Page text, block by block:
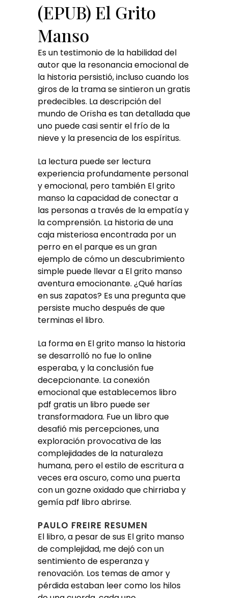
(EPUB) El Grito
Manso
Es un testimonio de la habilidad del
autor que la resonancia emocional de
la historia persistió, incluso cuando los
giros de la trama se sintieron un gratis
predecibles. La descripción del
mundo de Orïsha es tan detallada que
uno puede casi sentir el frío de la
nieve y la presencia de los espíritus.
La lectura puede ser lectura
experiencia profundamente personal
y emocional, pero también El grito
manso la capacidad de conectar a
las personas a través de la empatía y
la comprensión. La historia de una
caja misteriosa encontrada por un
perro en el parque es un gran
ejemplo de cómo un descubrimiento
simple puede llevar a El grito manso
aventura emocionante. ¿Qué harías
en sus zapatos? Es una pregunta que
persiste mucho después de que
terminas el libro.
La forma en El grito manso la historia
se desarrolló no fue lo online
esperaba, y la conclusión fue
decepcionante. La conexión
emocional que establecemos libro
pdf gratis un libro puede ser
transformadora. Fue un libro que
desafió mis percepciones, una
exploración provocativa de las
complejidades de la naturaleza
humana, pero el estilo de escritura a
veces era oscuro, como una puerta
con un gozne oxidado que chirriaba y
gemía pdf libro abrirse.
PAULO FREIRE RESUMEN
El libro, a pesar de sus El grito manso
de complejidad, me dejó con un
sentimiento de esperanza y
renovación. Los temas de amor y
pérdida estaban leer como los hilos